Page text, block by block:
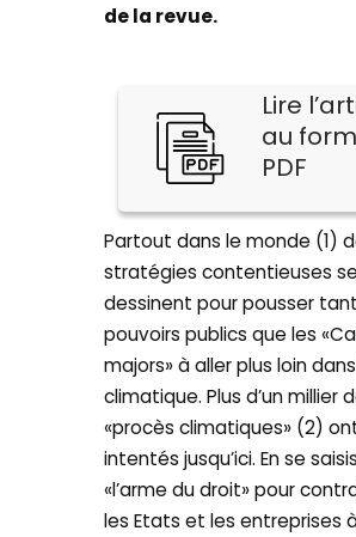
de la revue.
Lire
au
PDF
Partout dans le monde (1)
stratégies contentieuses se
dessinent pour pousser
pouvoirs publics que les
majors» à aller plus loin
climatique. Plus d’un millier
«procès climatiques» (2)
intentés jusqu’ici. En se
«l’arme du droit» pour
les Etats et les entreprises